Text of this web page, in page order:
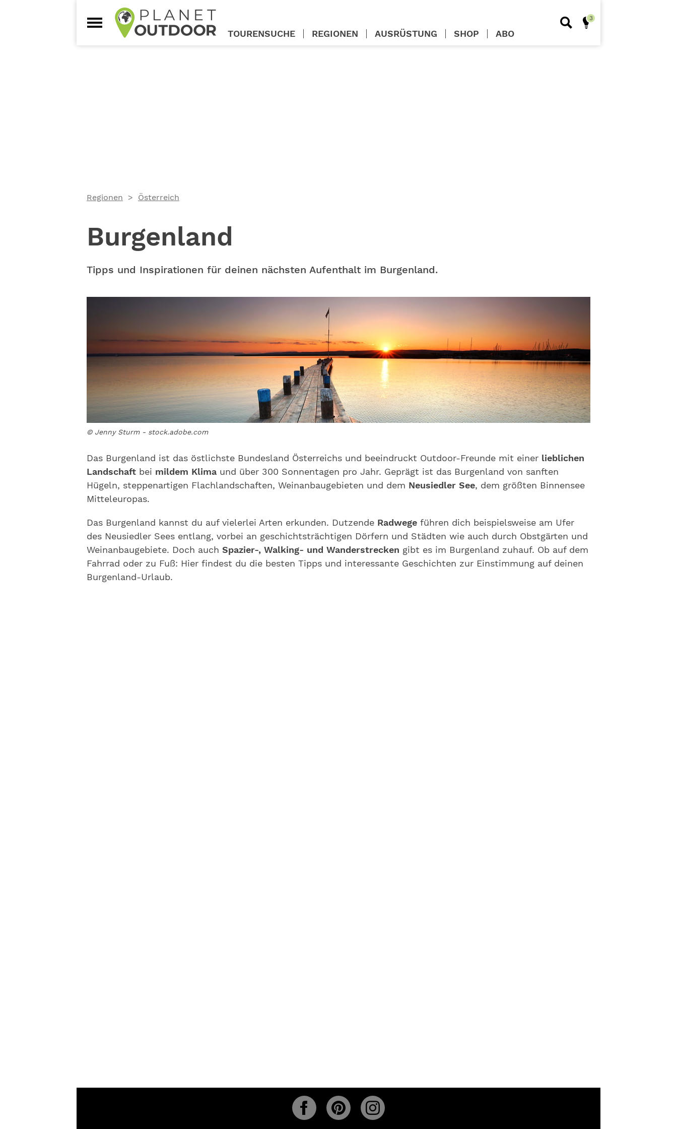
Regionen Österreich
Burgenland
Tipps und Inspirationen für deinen nächsten Aufenthalt im Burgenland.
© Jenny Sturm - stock.adobe.com
Das Burgenland ist das östlichste Bundesland Österreichs und beeindruckt Outdoor-Freunde mit einer lieblichen
Landschaft bei mildem Klima und über 300 Sonnentagen pro Jahr. Geprägt ist das Burgenland von sanften
Hügeln, steppenartigen Flachlandschaften, Weinanbaugebieten und dem Neusiedler See, dem größten Binnensee
Mitteleuropas.
Das Burgenland kannst du auf vielerlei Arten erkunden. Dutzende Radwege führen dich beispielsweise am Ufer
des Neusiedler Sees entlang, vorbei an geschichtsträchtigen Dörfern und Städten wie auch durch Obstgärten und
Weinanbaugebiete. Doch auch Spazier-, Walking- und Wanderstrecken gibt es im Burgenland zuhauf. Ob auf dem
Fahrrad oder zu Fuß: Hier findest du die besten Tipps und interessante Geschichten zur Einstimmung auf deinen
Burgenland-Urlaub.
TOURENSUCHE REGIONEN AUSRÜSTUNG SHOP ABO